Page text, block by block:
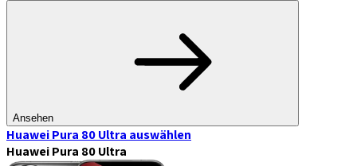
Ansehen
Huawei Pura 80 Ultra auswählen
Huawei Pura 80 Ultra